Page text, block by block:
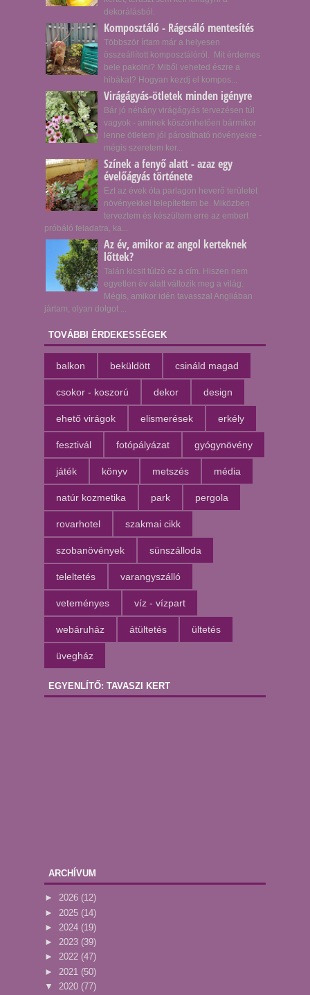
dekorálásból.
Komposztáló - Rágcsáló mentesítés
Többször írtam már a helyesen
összeállított komposztálóról. Mit érdemes
bele pakolni? Miből veheted észre a
hibákat? Hogyan kezdj el kompos...
Virágágyás-ötletek minden igényre
Bár jó néhány virágágyás tervezésen túl
vagyok - aminek köszönhetően bármikor
lenne ötletem jól párosítható növényekre -
mégis szeretem ker...
Színek a fenyő alatt - azaz egy
évelőágyás története
Ezt az évek óta parlagon heverő területet
növényekkel telepítettem be. Miközben
terveztem és készültem erre az embert
próbáló feladatra, ka...
Az év, amikor az angol kerteknek
lőttek?
Talán kicsit túlzó ez a cím. Hiszen nem
egyetlen év alatt változik meg a világ.
Mégis, amikor idén tavasszal Angliában
jártam, olyan dolgot ...
TOVÁBBI ÉRDEKESSÉGEK
balkon beküldött csináld magad
csokor - koszorú dekor design
ehető virágok elismerések erkély
fesztivál fotópályázat gyógynövény
játék könyv metszés média
natúr kozmetika park pergola
rovarhotel szakmai cikk
szobanövények sünszálloda
teleltetés varangyszálló
veteményes víz - vízpart
webáruház átültetés ültetés
üvegház
EGYENLÍTŐ: TAVASZI KERT
ARCHÍVUM
► 2026 (12)
► 2025 (14)
► 2024 (19)
► 2023 (39)
► 2022 (47)
► 2021 (50)
▼ 2020 (77)